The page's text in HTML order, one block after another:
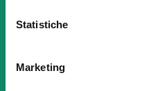
Statistiche
Marketing
BG 00217360163
Contatti